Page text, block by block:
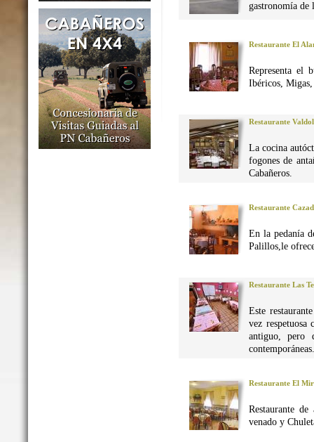
gastronomía de
Restaurante El
Representa el
Ibéricos, Migas,
Restaurante
La cocina
fogones de
Cabañeros.
Restaurante
En la pedanía
Palillos,le
Restaurante Las
Este
vez
antiguo, pero
contemporáneas.
Restaurante El
Restaurante
venado y